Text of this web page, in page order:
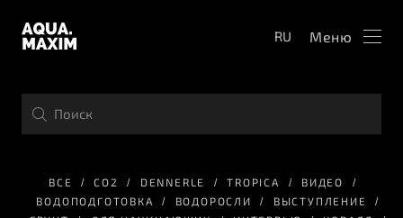
RU Меню
ВСЕ СО2 DENNERLE TROPICA
ВИДЕО
ВОДОПОДГОТОВКА
ВОДОРОСЛИ
ВЫСТУПЛЕНИЕ